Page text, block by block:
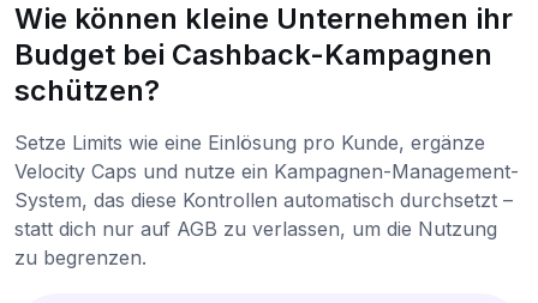
Wie können kleine Unternehmen ihr
Budget bei Cashback-Kampagnen
schützen?
Setze Limits wie eine Einlösung pro Kunde, ergänze
Velocity Caps und nutze ein Kampagnen-Management-
System, das diese Kontrollen automatisch durchsetzt –
statt dich nur auf AGB zu verlassen, um die Nutzung
zu begrenzen.